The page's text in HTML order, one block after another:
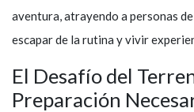
aventura, atrayendo a personas
escapar de la rutina y vivir
El Desafío del
Preparación